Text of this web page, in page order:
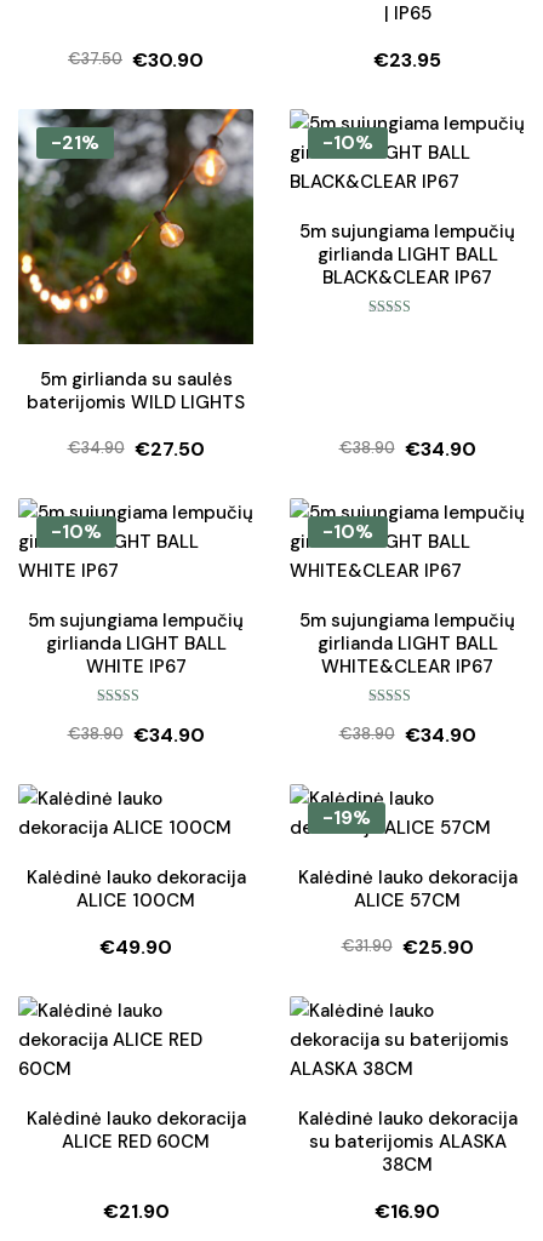
€37.50
Original
price
was:
€37.50.
€30.90
Current
price
is:
€30.90.
| IP65
€23.95
-21%
5m girlianda su saulės
baterijomis WILD LIGHTS
€34.90
Original
was:
€34.90.
€27.50
Current
is:
€27.50.
-10%
5m sujungiama lempučių
girlianda LIGHT BALL
BLACK&CLEAR IP67
€38.90
Original
was:
€38.90.
€34.90
Current
is:
€34.90.
-10%
5m sujungiama lempučių
girlianda LIGHT BALL
WHITE IP67
5.00iš 5
€38.90
Original
was:
€38.90.
€34.90
Current
is:
€34.90.
-10%
5m sujungiama lempučių
girlianda LIGHT BALL
WHITE&CLEAR IP67
5.00iš 5
€38.90
Original
was:
€38.90.
€34.90
Current
is:
€34.90.
Kalėdinė lauko dekoracija
ALICE 100CM
€49.90
-19%
Kalėdinė lauko dekoracija
ALICE 57CM
€31.90
Original
was:
€31.90.
€25.90
Current
is:
€25.90.
Kalėdinė lauko dekoracija
ALICE RED 60CM
€21.90
Kalėdinė lauko dekoracija
su baterijomis ALASKA
38CM
€16.90